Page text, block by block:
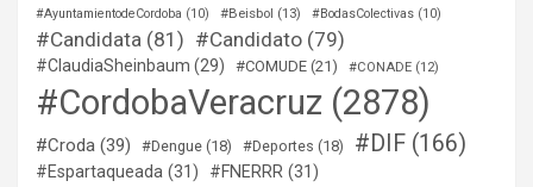
#AyuntamientodeCordoba (10) #Beisbol (13) #BodasColectivas (10)
#Candidata (81) #Candidato (79)
#ClaudiaSheinbaum (29) #COMUDE (21) #CONADE (12)
#CordobaVeracruz (2878)
#Croda (39) #Dengue (18) #Deportes (18) #DIF (166)
#Espartaqueada (31) #FNERRR (31)